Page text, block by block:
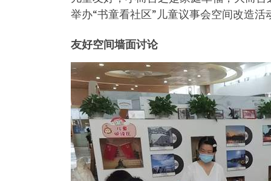
举办“书童看社区”儿童议事会空间改造活
友好空间墙面讨论